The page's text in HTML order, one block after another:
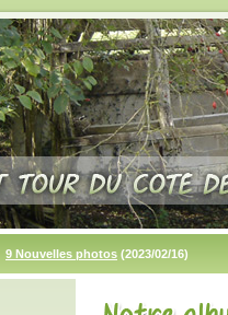
9 Nouvelles photos (2023/02/16)